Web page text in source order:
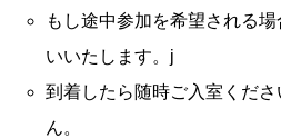
もし途中参加を希望される
いいたします。j
到着したら随時ご入室くだ
ん。